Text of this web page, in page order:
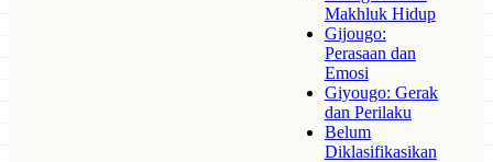
Makhluk Hidup
Gijougo:
Perasaan dan
Emosi
Giyougo: Gerak
dan Perilaku
Belum
Diklasifikasikan